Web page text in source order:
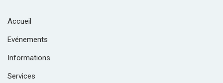
Accueil
Evénements
Informations
Services